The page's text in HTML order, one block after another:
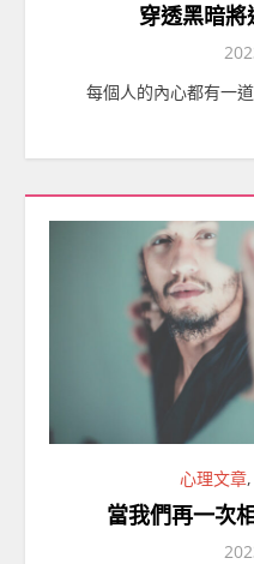
穿透黑暗
每個人的內心都有一
心理文章,
當我們再一次